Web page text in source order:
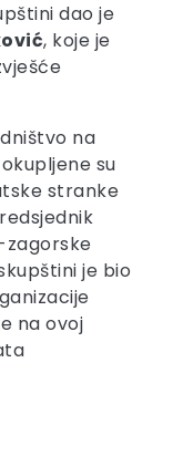
dao je
, koje je
na
okupljene su
stranke
zagorske
je bio
na ovoj